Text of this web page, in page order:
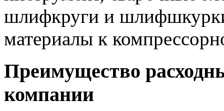
шлифкруги и
материалы к
Преимущество
компании